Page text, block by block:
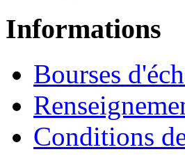
Informations
Bourses
Conditions